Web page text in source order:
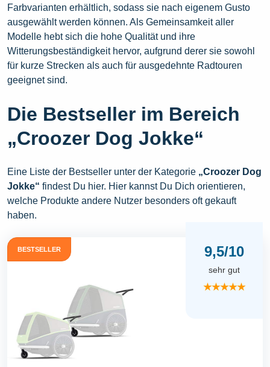
Farbvarianten erhältlich, sodass sie nach eigenem Gusto
ausgewählt werden können. Als Gemeinsamkeit aller
Modelle hebt sich die hohe Qualität und ihre
Witterungsbeständigkeit hervor, aufgrund derer sie sowohl
für kurze Strecken als auch für ausgedehnte Radtouren
geeignet sind.
Die Bestseller im Bereich
„Croozer Dog Jokke“
Eine Liste der Bestseller unter der Kategorie „Croozer Dog
Jokke“ findest Du hier. Hier kannst Du Dich orientieren,
welche Produkte andere Nutzer besonders oft gekauft
haben.
BESTSELLER 9,5/10
sehr gut
★★★★★